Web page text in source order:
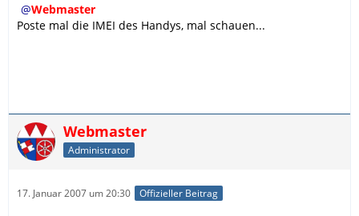
Webmaster
Poste mal die IMEI des Handys, mal schauen...
Webmaster
Administrator
17. Januar 2007 um 20:30 Offizieller Beitrag